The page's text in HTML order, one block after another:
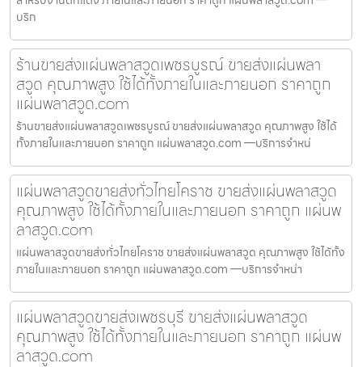
บริก
ร้านขายส่งแผ่นพลาสวูดเพชรบูรณ์ ขายส่งแผ่นพลา
สวูด คุณภาพสูง ใช้ได้ทั้งภายในและภายนอก ราคาถูก
แผ่นพลาสวูด.com
ร้านขายส่งแผ่นพลาสวูดเพชรบูรณ์ ขายส่งแผ่นพลาสวูด คุณภาพสูง ใช้ได้
ทั้งภายในและภายนอก ราคาถูก แผ่นพลาสวูด.com —บริการจำหน่
แผ่นพลาสวูดขายส่งทั่วไทยโคราช ขายส่งแผ่นพลาสวูด
คุณภาพสูง ใช้ได้ทั้งภายในและภายนอก ราคาถูก แผ่นพ
ลาสวูด.com
แผ่นพลาสวูดขายส่งทั่วไทยโคราช ขายส่งแผ่นพลาสวูด คุณภาพสูง ใช้ได้ทั้ง
ภายในและภายนอก ราคาถูก แผ่นพลาสวูด.com —บริการจำหน่า
แผ่นพลาสวูดขายส่งเพชรบุรี ขายส่งแผ่นพลาสวูด
คุณภาพสูง ใช้ได้ทั้งภายในและภายนอก ราคาถูก แผ่นพ
ลาสวูด.com